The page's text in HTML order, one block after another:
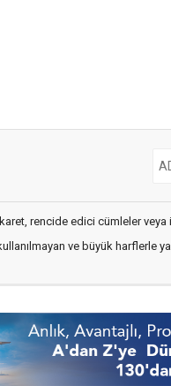
rencide edici cümleler veya
ve büyük harflerle